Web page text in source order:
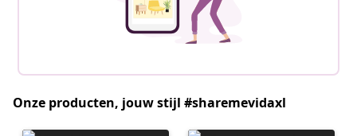
Onze producten, jouw stijl #sharemevidaxl